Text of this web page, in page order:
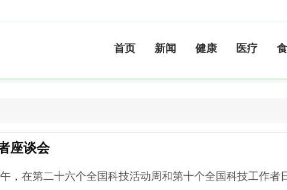
首页 新闻 健康 医疗
座谈会
在第二十六个全国科技活动周和第十个全国科技工作者